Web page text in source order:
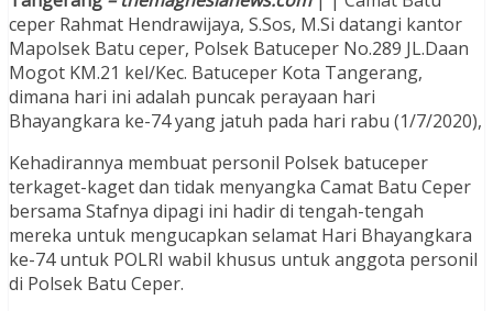
ceper Rahmat Hendrawijaya, S.Sos, M.Si datangi kantor
Mapolsek Batu ceper, Polsek Batuceper No.289 JL.Daan
Mogot KM.21 kel/Kec. Batuceper Kota Tangerang,
dimana hari ini adalah puncak perayaan hari
Bhayangkara ke-74 yang jatuh pada hari rabu (1/7/2020),
Kehadirannya membuat personil Polsek batuceper
terkaget-kaget dan tidak menyangka Camat Batu Ceper
bersama Stafnya dipagi ini hadir di tengah-tengah
mereka untuk mengucapkan selamat Hari Bhayangkara
ke-74 untuk POLRI wabil khusus untuk anggota personil
di Polsek Batu Ceper.